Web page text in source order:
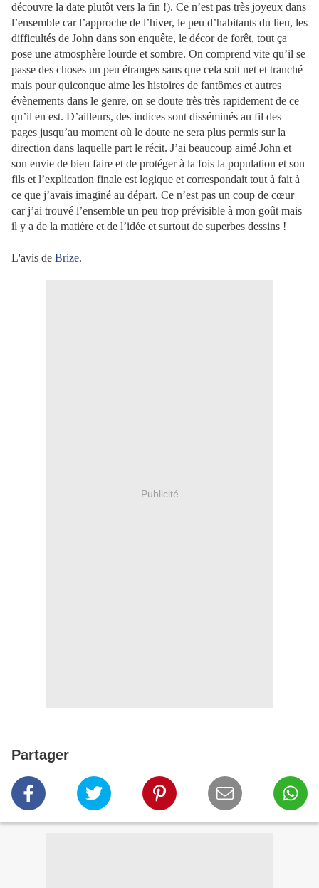
découvre la date plutôt vers la fin !). Ce n’est pas très joyeux dans
l’ensemble car l’approche de l’hiver, le peu d’habitants du lieu, les
difficultés de John dans son enquête, le décor de forêt, tout ça
pose une atmosphère lourde et sombre. On comprend vite qu’il se
passe des choses un peu étranges sans que cela soit net et tranché
mais pour quiconque aime les histoires de fantômes et autres
évènements dans le genre, on se doute très très rapidement de ce
qu’il en est. D’ailleurs, des indices sont disséminés au fil des
pages jusqu’au moment où le doute ne sera plus permis sur la
direction dans laquelle part le récit. J’ai beaucoup aimé John et
son envie de bien faire et de protéger à la fois la population et son
fils et l’explication finale est logique et correspondait tout à fait à
ce que j’avais imaginé au départ. Ce n’est pas un coup de cœur
car j’ai trouvé l’ensemble un peu trop prévisible à mon goût mais
il y a de la matière et de l’idée et surtout de superbes dessins !
L'avis de Brize.
Publicité
Partager